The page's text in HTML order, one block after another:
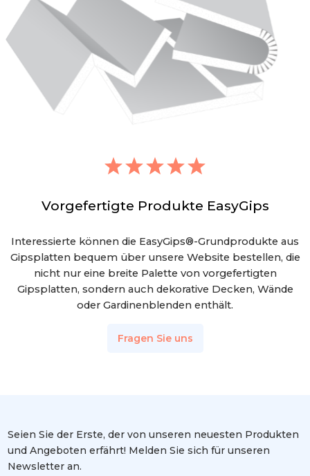
Vorgefertigte Produkte EasyGips
Interessierte können die EasyGips®-Grundprodukte aus
Gipsplatten bequem über unsere Website bestellen, die
nicht nur eine breite Palette von vorgefertigten
Gipsplatten, sondern auch dekorative Decken, Wände
oder Gardinenblenden enthält.
Fragen Sie uns
Seien Sie der Erste, der von unseren neuesten Produkten
und Angeboten erfährt! Melden Sie sich für unseren
Newsletter an.